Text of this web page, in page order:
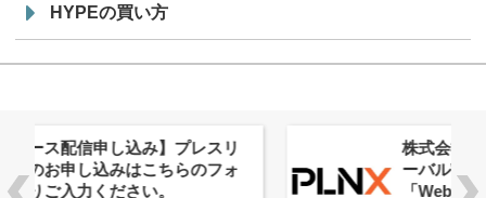
HYPEの買い方
株式会社PlnX、アジア最大級のグロ
ーバルWeb3カンファレンス
「WebX2026」とのコラボレーショ